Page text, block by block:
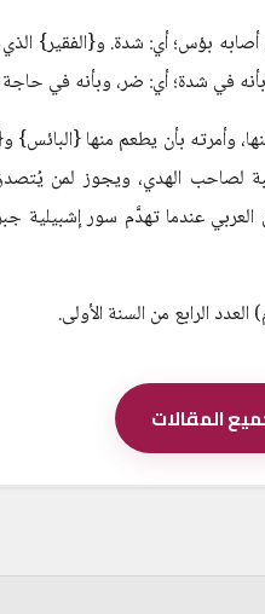
بؤس؛ أي: شدة. و{الفقير}
في شدة؛ أي: ضر، وبأنه في حاجة
وأمرته بأن يطعم منها {البائس}
لصاحب الهدي، ويجوز لمن
العربي عندما تهدَّم سور إشبيلية
الرابع من السنة الأولى.
المقالات